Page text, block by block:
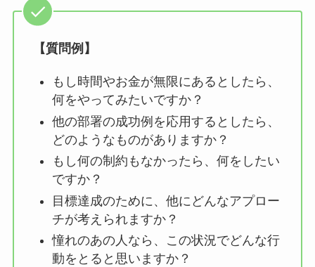
【質問例】
もし時間やお金が無限にあるとしたら、
何をやってみたいですか？
他の部署の成功例を応用するとしたら、
どのようなものがありますか？
もし何の制約もなかったら、何をしたい
ですか？
目標達成のために、他にどんなアプロー
チが考えられますか？
憧れのあの人なら、この状況でどんな行
動をとると思いますか？